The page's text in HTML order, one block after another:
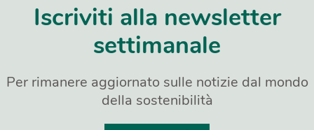
Iscriviti alla newsletter
settimanale
Per rimanere aggiornato sulle notizie dal mondo
della sostenibilità